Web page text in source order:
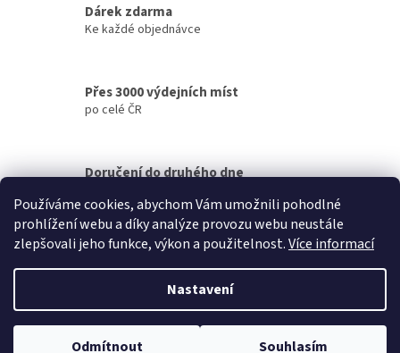
Používáme cookies, abychom Vám umožnili pohodlné
prohlížení webu a díky analýze provozu webu neustále
zlepšovali jeho funkce, výkon a použitelnost.Více informací
Nastavení
Odmítnout Souhlasím
y
p
i
Dárek zdarma
Ke každé objednávce
Přes 3000 výdejních míst
po celé ČR
Doručení do druhého dne
Copyright 2026Petek. Všechna práva vyhrazena.Upravit nastavení